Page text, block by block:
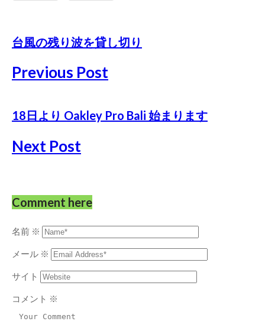
台風の残り波を貸し切り
Previous Post
18日より Oakley Pro Bali 始まります
Next Post
Comment here
名前 ※
メール ※
サイト
コメント ※